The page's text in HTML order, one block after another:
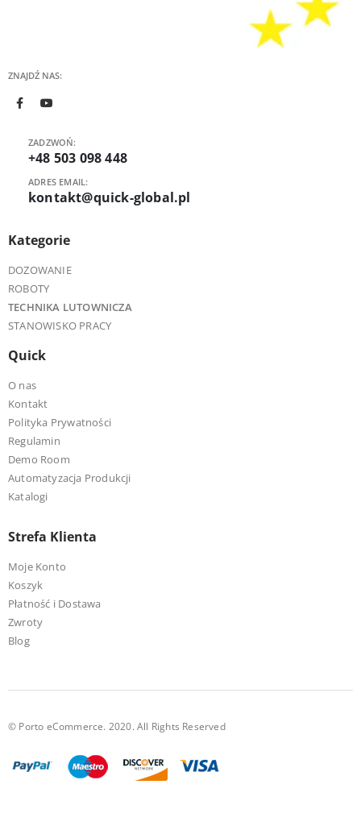
ZNAJDŹ NAS:
ZADZWOŃ:
+48 503 098 448
ADRES EMAIL:
kontakt@quick-global.pl
Kategorie
DOZOWANIE
ROBOTY
TECHNIKA LUTOWNICZA
STANOWISKO PRACY
Quick
O nas
Kontakt
Polityka Prywatności
Regulamin
Demo Room
Automatyzacja Produkcji
Katalogi
Strefa Klienta
Moje Konto
Koszyk
Płatność i Dostawa
Zwroty
Blog
© Porto eCommerce. 2020. All Rights Reserved